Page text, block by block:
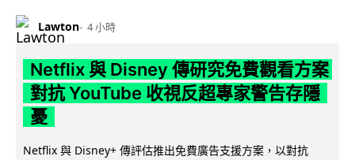
Lawton 4 小時
Netflix 與 Disney 傳研究免費觀看方案
對抗 YouTube 收視反超專家警告存隱
憂
Netflix 與 Disney+ 傳評估推出免費廣告支援方案，以對抗